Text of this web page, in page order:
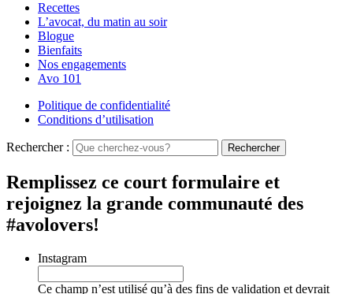
Recettes
L’avocat, du matin au soir
Blogue
Bienfaits
Nos engagements
Avo 101
Politique de confidentialité
Conditions d’utilisation
Rechercher : Rechercher
Remplissez ce court formulaire et
rejoignez la grande communauté des
#avolovers!
Instagram
Ce champ n’est utilisé qu’à des fins de validation et devrait